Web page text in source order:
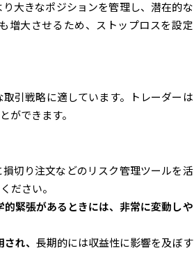
大きなポジションを管理し、潜在的な
増大させるため、ストップロスを設定
引戦略に適しています。トレーダーは
ができます。
損切り注文などのリスク管理ツールを活
ださい。
緊張があるときには、非常に変動しや
され、長期的には収益性に影響を及ぼす